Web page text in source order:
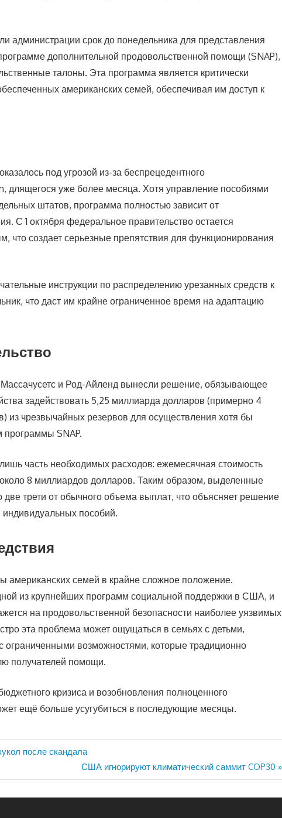
администрации срок до понедельника для представления
дополнительной продовольственной помощи (SNAP),
талоны. Эта программа является критически
американских семей, обеспечивая им доступ к
под угрозой из-за беспрецедентного
длящегося уже более месяца. Хотя управление пособиями
штатов, программа полностью зависит от
С 1 октября федеральное правительство остается
что создает серьезные препятствия для функционирования
инструкции по распределению урезанных средств к
что даст им крайне ограниченное время на адаптацию
и Род-Айленд вынесли решение, обязывающее
задействовать 5,25 миллиарда долларов (примерно 4
из чрезвычайных резервов для осуществления хотя бы
программы SNAP.
часть необходимых расходов: ежемесячная стоимость
8 миллиардов долларов. Таким образом, выделенные
две трети от обычного объема выплат, что объясняет решение
пособий.
американских семей в крайне сложное положение.
из крупнейших программ социальной поддержки в США, и
на продовольственной безопасности наиболее уязвимых
эта проблема может ощущаться в семьях с детьми,
возможностями, которые традиционно
получателей помощи.
кризиса и возобновления полноценного
ещё больше усугубиться в последующие месяцы.
после скандала
Следующая
запись:
США игнорируют климатический саммит COP30